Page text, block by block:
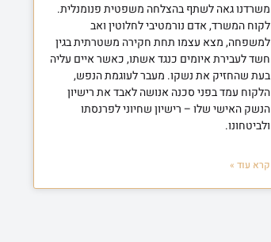
משרדנו גאה לשתף בהצלחה משפטית פנומנלית.
לקוח המשרד, אדם נורמטיבי לחלוטין ואב
למשפחה, מצא עצמו תחת חקירה משטרתית בגין
חשד לעבירת איומים כנגד אשתו, כאשר איים עליה
בעת שהחזיק את נשקו. מעבר לעוגמת הנפש,
הלקוח עמד בפני סכנה אנושה לאבד את רישיון
הנשק האישי שלו – רישיון שחיוני לפרנסתו
ולביטחונו.
קרא עוד »